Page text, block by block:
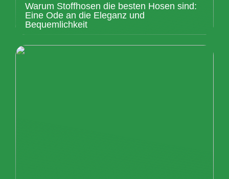
Warum Stoffhosen die besten Hosen sind:
Eine Ode an die Eleganz und
Bequemlichkeit